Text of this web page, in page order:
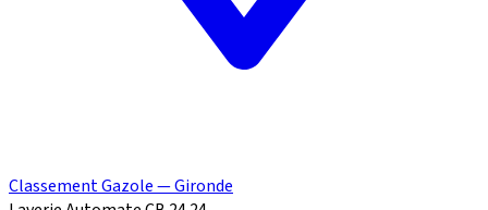
Classement Gazole — Gironde